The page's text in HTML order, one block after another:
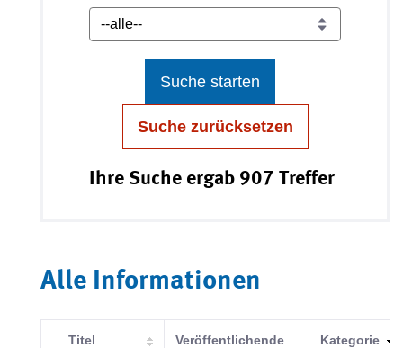
Suche starten
Suche zurücksetzen
Ihre Suche ergab 907 Treffer
Alle Informationen
Titel
Veröffentlichende
Kategorie